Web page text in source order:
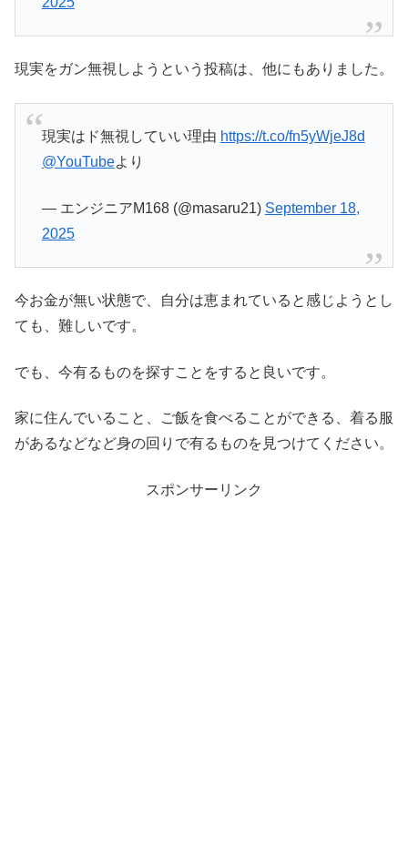
現実をガン無視しようという投稿は、他にもありました。
現実はド無視していい理由 https://t.co/fn5yWjeJ8d
@YouTubeより
— エンジニアM168 (@masaru21) September 18,
2025
今お金が無い状態で、自分は恵まれていると感じようとし
ても、難しいです。
でも、今有るものを探すことをすると良いです。
家に住んでいること、ご飯を食べることができる、着る服
があるなどなど身の回りで有るものを見つけてください。
スポンサーリンク